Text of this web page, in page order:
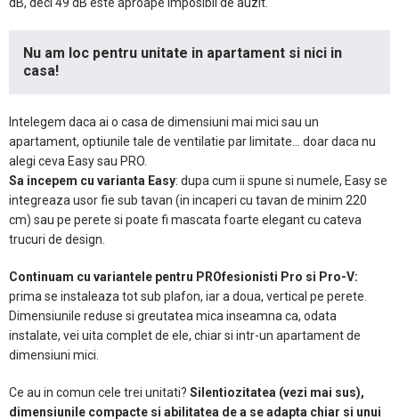
Nu am loc pentru unitate in apartament si nici in
casa!
Intelegem daca ai o casa de dimensiuni mai mici sau un
apartament, optiunile tale de ventilatie par limitate… doar daca nu
alegi ceva Easy sau PRO.
Sa incepem cu varianta Easy: dupa cum ii spune si numele, Easy se
integreaza usor fie sub tavan (in incaperi cu tavan de minim 220
cm) sau pe perete si poate fi mascata foarte elegant cu cateva
trucuri de design.
Continuam cu variantele pentru PROfesionisti Pro si Pro-V:
prima se instaleaza tot sub plafon, iar a doua, vertical pe perete.
Dimensiunile reduse si greutatea mica inseamna ca, odata
instalate, vei uita complet de ele, chiar si intr-un apartament de
dimensiuni mici.
Ce au in comun cele trei unitati? Silentiozitatea (vezi mai sus),
dimensiunile compacte si abilitatea de a se adapta chiar si unui